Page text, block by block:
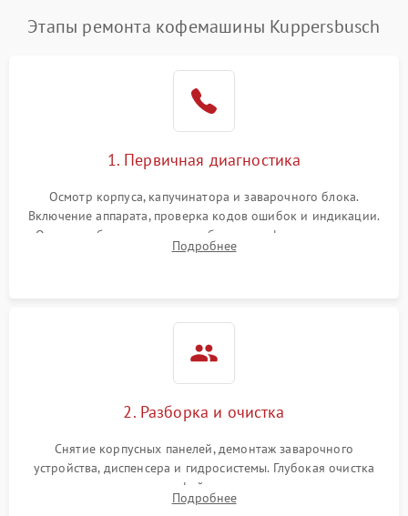
Подробнее →
Этапы ремонта кофемашины Kuppersbusch
1. Первичная диагностика
Осмотр корпуса, капучинатора и заварочного блока.
Включение аппарата, проверка кодов ошибок и индикации.
Оценка работы помпы, термоблока и кофемолки на слух.
Измерение температуры и давления воды для выявления
Подробнее
2. Разборка и очистка
Снятие корпусных панелей, демонтаж заварочного
устройства, диспенсера и гидросистемы. Глубокая очистка
внутренних узлов от кофейных масел, жмыха и накипи.
Промывка дренажных каналов и фильтров с использованием
Подробнее